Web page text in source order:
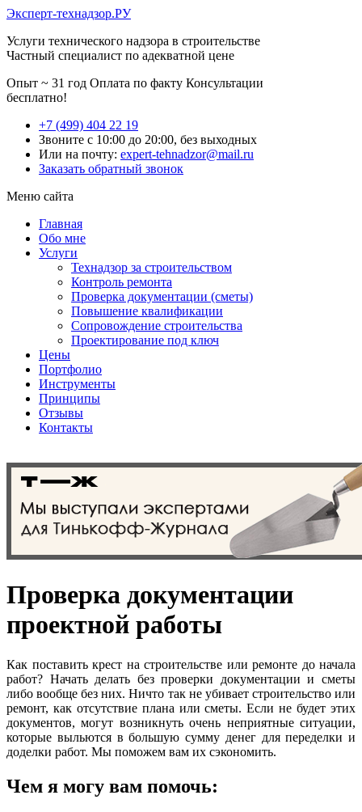
Эксперт-технадзор.РУ
Услуги технического надзора в строительстве
Частный специалист по адекватной цене
Опыт ~ 31 год Оплата по факту Консультации
бесплатно!
+7 (499) 404 22 19
Звоните с 10:00 до 20:00, без выходных
Или на почту: expert-tehnadzor@mail.ru
Заказать обратный звонок
Меню сайта
Главная
Обо мне
Услуги
Технадзор за строительством
Контроль ремонта
Проверка документации (сметы)
Повышение квалификации
Сопровождение строительства
Проектирование под ключ
Цены
Портфолио
Инструменты
Принципы
Отзывы
Контакты
Проверка документации
проектной работы
Как поставить крест на строительстве или ремонте до начала
работ? Начать делать без проверки документации и сметы
либо вообще без них. Ничто так не убивает строительство или
ремонт, как отсутствие плана или сметы. Если не будет этих
документов, могут возникнуть очень неприятные ситуации,
которые выльются в большую сумму денег для переделки и
доделки работ. Мы поможем вам их сэкономить.
Чем я могу вам помочь: